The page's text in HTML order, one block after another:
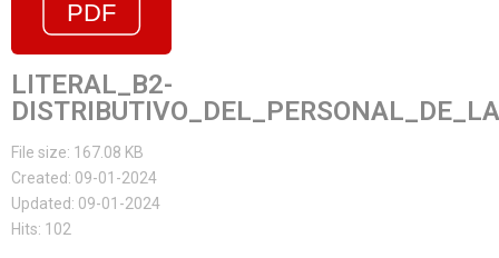
LITERAL_B2-
File size: 167.08 KB
Created: 09-01-2024
Updated: 09-01-2024
Hits: 102